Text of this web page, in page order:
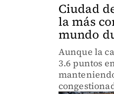
Ciudad
la más
mundo
Aunque la
3.6 puntos